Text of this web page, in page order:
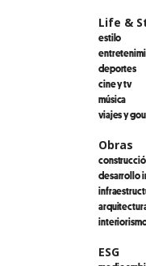
Life &
estilo
deportes
cine y tv
música
viajes y
Obras
desarrollo
ESG